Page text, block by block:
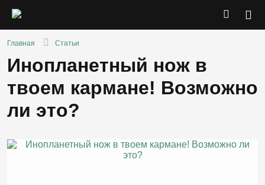
Главная Статьи
Инопланетный нож в
твоем кармане! Возможно
ли это?